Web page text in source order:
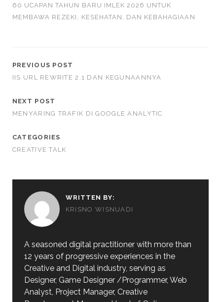
60 UCAPAN TAHUN BARU IMLEK 2026 UNTUK
MEMBAWA REZEKI, KESEHATAN, DAN KEBAHAGIAAN
PREVIOUS POST
IIS URL REWRITE 2.1 DAN KEGUNAANNYA
NEXT POST
MENYARING TRAFIK DI GOOGLE ANALYTIC
CATEGORIES
CREATIVE TALK
WRITTEN BY:
KRISNO WISNUADI
A seasoned digital practitioner with more than
12 years of progressive experiences in the
Creative and Digital industry, serving as
Designer, Game Designer /Programmer, Web
Analyst, Project Manager, Creative